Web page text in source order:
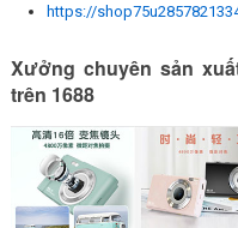
https://
Xưởng chuyên sản
trên 1688